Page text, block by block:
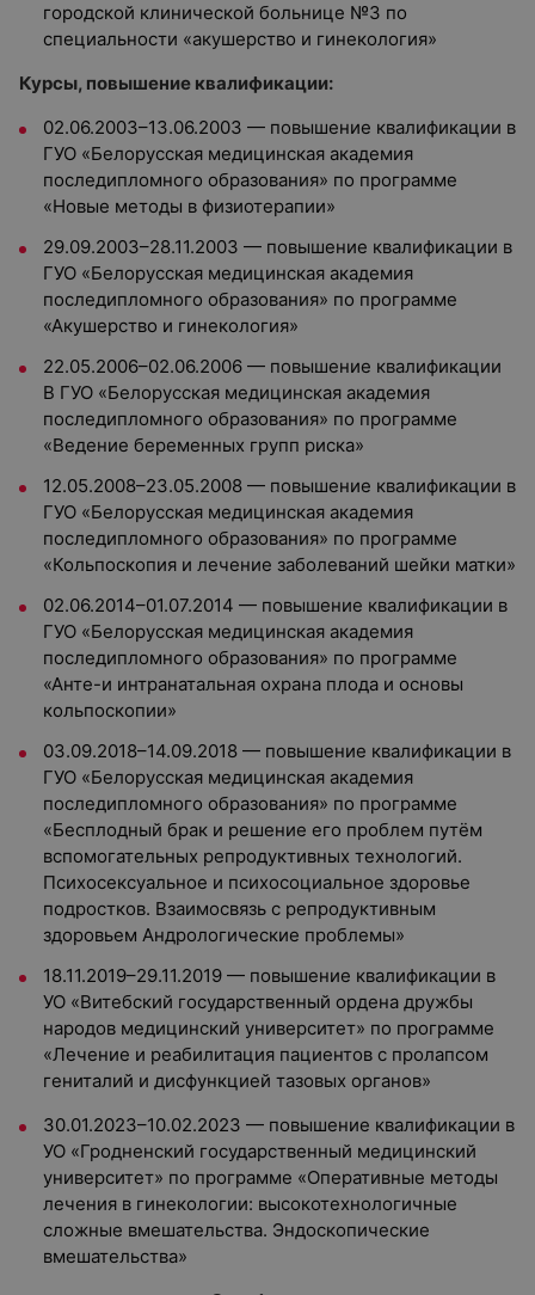
городской клинической больнице №3 по
специальности «акушерство и гинекология»
Курсы, повышение квалификации:
02.06.2003–13.06.2003 — повышение квалификации в
ГУО «Белорусская медицинская академия
последипломного образования» по программе
«Новые методы в физиотерапии»
29.09.2003–28.11.2003 — повышение квалификации в
ГУО «Белорусская медицинская академия
последипломного образования» по программе
«Акушерство и гинекология»
22.05.2006–02.06.2006 — повышение квалификации
В ГУО «Белорусская медицинская академия
последипломного образования» по программе
«Ведение беременных групп риска»
12.05.2008–23.05.2008 — повышение квалификации в
ГУО «Белорусская медицинская академия
последипломного образования» по программе
«Кольпоскопия и лечение заболеваний шейки матки»
02.06.2014–01.07.2014 — повышение квалификации в
ГУО «Белорусская медицинская академия
последипломного образования» по программе
«Анте-и интранатальная охрана плода и основы
кольпоскопии»
03.09.2018–14.09.2018 — повышение квалификации в
ГУО «Белорусская медицинская академия
последипломного образования» по программе
«Бесплодный брак и решение его проблем путём
вспомогательных репродуктивных технологий.
Психосексуальное и психосоциальное здоровье
подростков. Взаимосвязь с репродуктивным
здоровьем Андрологические проблемы»
18.11.2019–29.11.2019 — повышение квалификации в
УО «Витебский государственный ордена дружбы
народов медицинский университет» по программе
«Лечение и реабилитация пациентов с пролапсом
гениталий и дисфункцией тазовых органов»
30.01.2023–10.02.2023 — повышение квалификации в
УО «Гродненский государственный медицинский
университет» по программе «Оперативные методы
лечения в гинекологии: высокотехнологичные
сложные вмешательства. Эндоскопические
вмешательства»